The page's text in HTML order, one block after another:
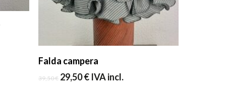
Falda campera
39,50€ El
29,50€ElIVA incl.